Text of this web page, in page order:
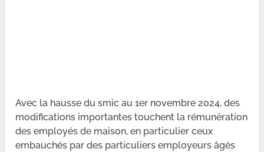
Avec la hausse du smic au 1er novembre 2024, des
modifications importantes touchent la rémunération
des employés de maison, en particulier ceux
embauchés par des particuliers employeurs âgés